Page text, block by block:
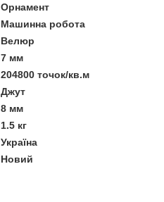
Орнамент
Машинна робота
Велюр
7 мм
204800 точок/кв.м
Джут
8 мм
1.5 кг
Україна
Новий